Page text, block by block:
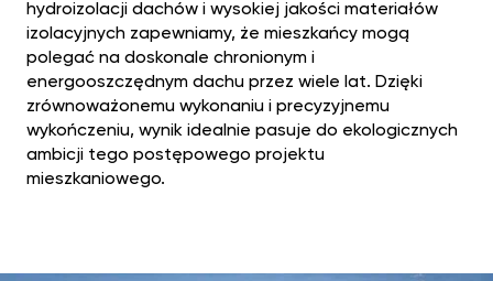
hydroizolacji dachów i wysokiej jakości materiałów
izolacyjnych zapewniamy, że mieszkańcy mogą
polegać na doskonale chronionym i
energooszczędnym dachu przez wiele lat. Dzięki
zrównoważonemu wykonaniu i precyzyjnemu
wykończeniu, wynik idealnie pasuje do ekologicznych
ambicji tego postępowego projektu
mieszkaniowego.